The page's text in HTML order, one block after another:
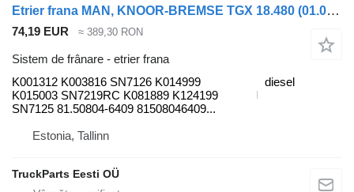
Etrier frana MAN, KNOOR-BREMSE TGX 18.480 (01.07-) K001312 pentru cap tractor MAN TGL, TGM, TGS, TGX (2005-2021)
74,19 EUR ≈ 389,30 RON
Sistem de frânare - etrier frana
K001312 K003816 SN7126 K014999
K015003 SN7219RC K081889 K124199
SN7125 81.50804-6409 81508046409...
diesel
Estonia, Tallinn
TruckParts Eesti OÜ